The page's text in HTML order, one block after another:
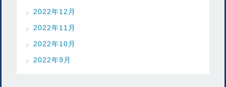
2022年12月
2022年11月
2022年10月
2022年9月